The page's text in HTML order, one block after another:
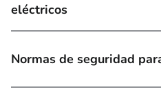
eléctricos
Normas de seguridad